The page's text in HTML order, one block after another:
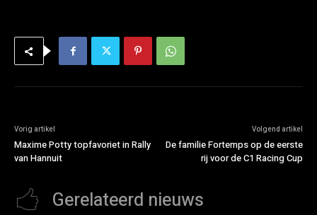
Vorig artikel
Maxime Potty topfavoriet in Rally
van Hannuit
Volgend artikel
De familie Fortemps op de eerste
rij voor de C1 Racing Cup
Gerelateerd nieuws